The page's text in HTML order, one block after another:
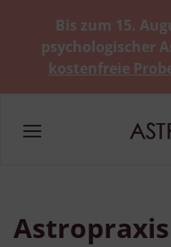
Bis zum 15.
psychologischer
kostenfreie